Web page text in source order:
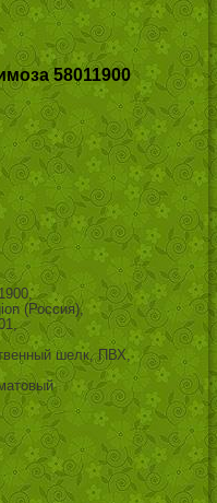
58011900
(Россия),
шелк, ПВХ,